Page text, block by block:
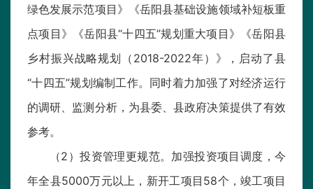
绿色发展示范项目》《岳阳县基础设施领域补短板重
点项目》《岳阳县“十四五”规划重大项目》《岳阳县
乡村振兴战略规划（2018-2022年）》，启动了县
“十四五”规划编制工作。同时着力加强了对经济运行
的调研、监测分析，为县委、县政府决策提供了有效
参考。
（2）投资管理更规范。加强投资项目调度，今
年全县5000万元以上，新开工项目58个，竣工项目